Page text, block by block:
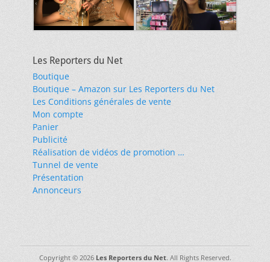
Les Reporters du Net
Boutique
Boutique – Amazon sur Les Reporters du Net
Les Conditions générales de vente
Mon compte
Panier
Publicité
Réalisation de vidéos de promotion …
Tunnel de vente
Présentation
Annonceurs
Copyright © 2026 Les Reporters du Net. All Rights Reserved.